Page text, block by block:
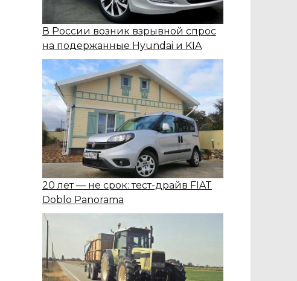
В России возник взрывной спрос
на подержанные Hyundai и KIA
20 лет — не срок: тест-драйв FIAT
Doblo Panorama